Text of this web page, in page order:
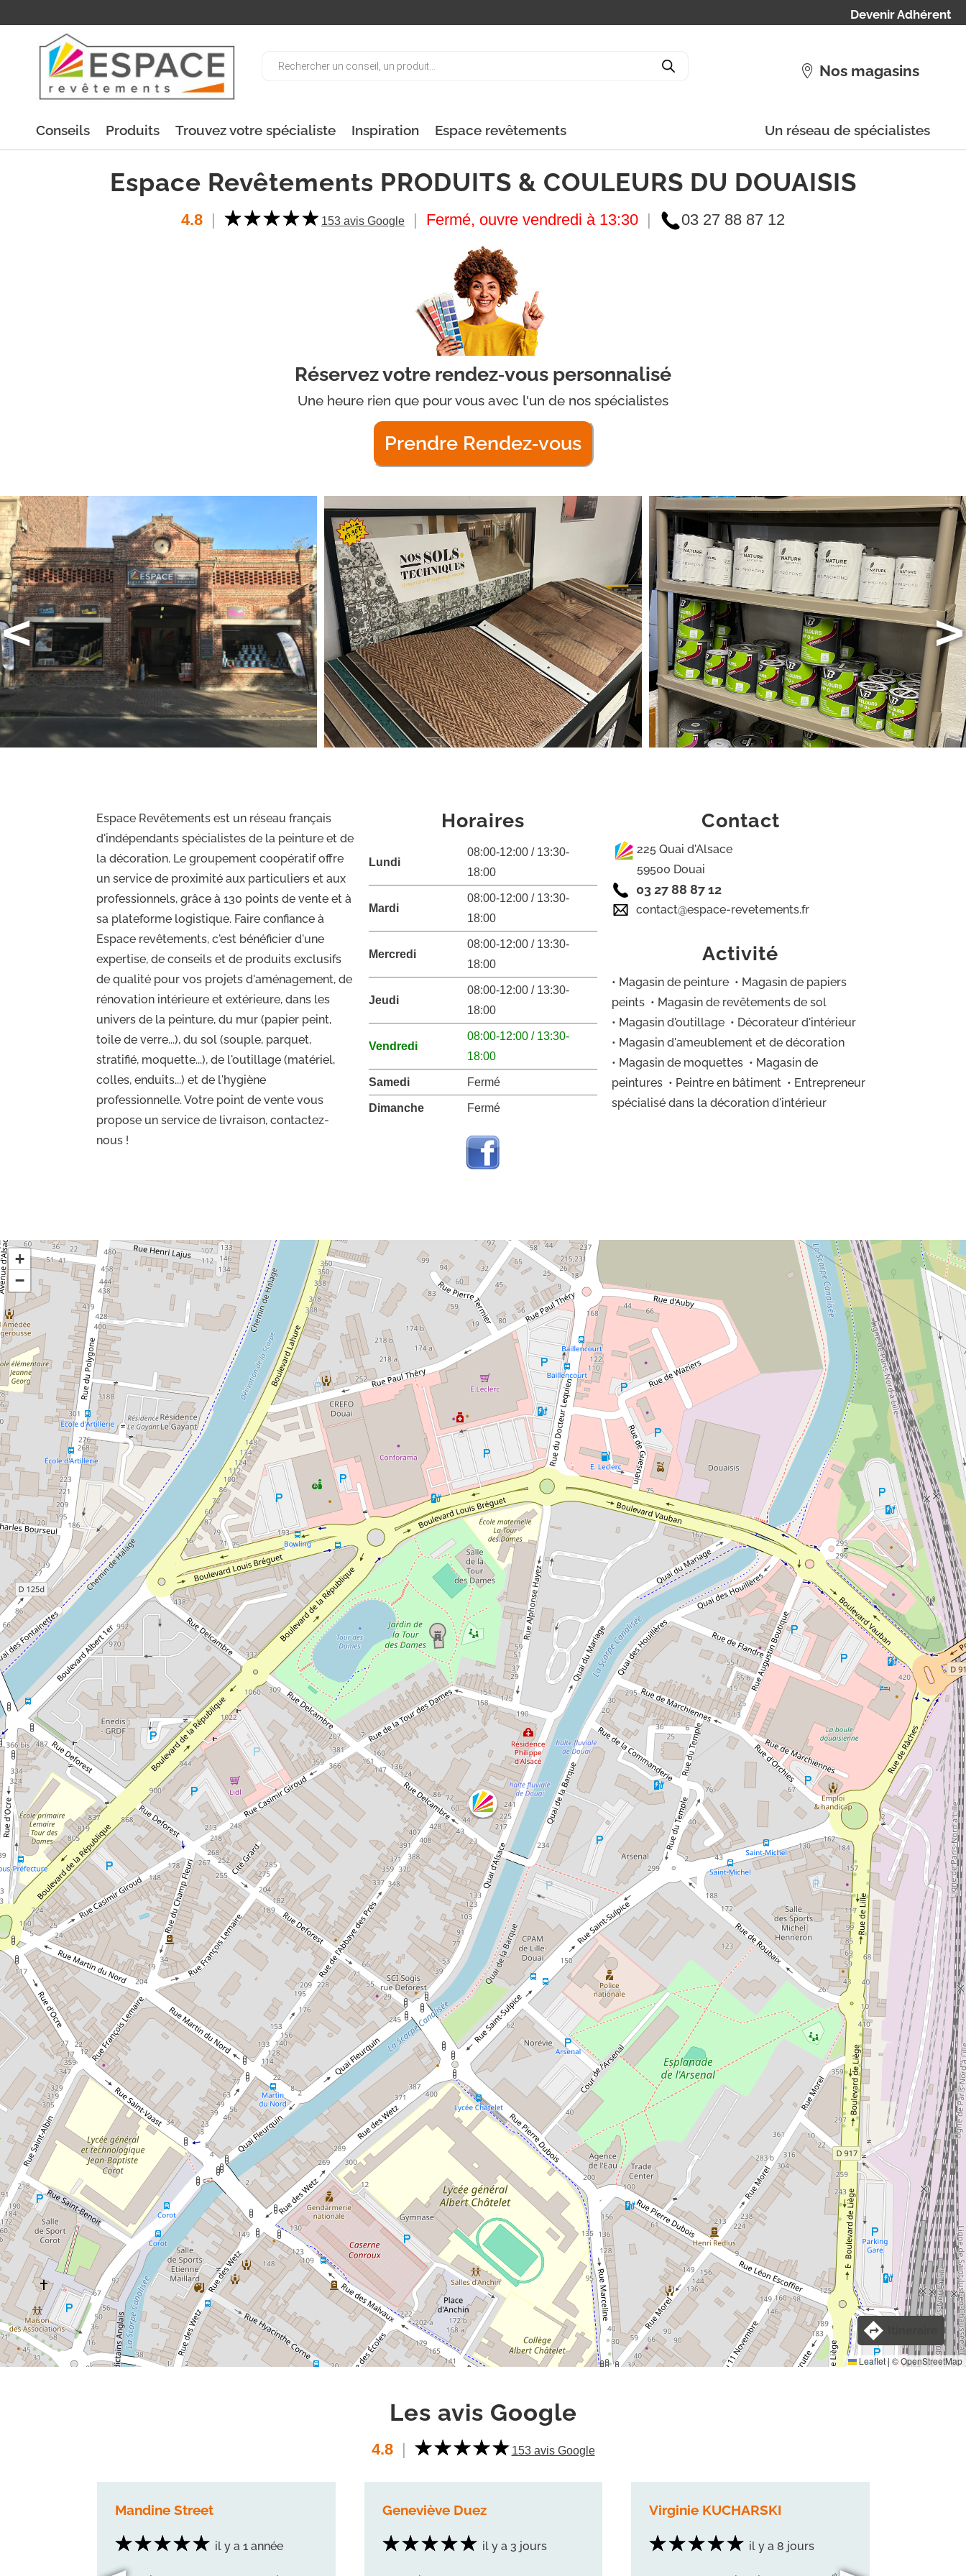
Devenir Adhérent
Nos magasins
Conseils Produits Trouvez votre spécialiste Inspiration Espace revêtements Un réseau de spécialistes
Espace Revêtements PRODUITS & COULEURS DU DOUAISIS
4.8 | 153 avis Google | Fermé, ouvre vendredi à 13:30 | 03 27 88 87 12
Réservez votre rendez‑vous personnalisé
Une heure rien que pour vous avec l'un de nos spécialistes
Prendre Rendez‑vous
< >
Espace Revêtements est un réseau français
d'indépendants spécialistes de la peinture et de
la décoration. Le groupement coopératif offre
un service de proximité aux particuliers et aux
professionnels, grâce à 130 points de vente et à
sa plateforme logistique. Faire confiance à
Espace revêtements, c'est bénéficier d'une
expertise, de conseils et de produits exclusifs
de qualité pour vos projets d'aménagement, de
rénovation intérieure et extérieure, dans les
univers de la peinture, du mur (papier peint,
toile de verre...), du sol (souple, parquet,
stratifié, moquette...), de l'outillage (matériel,
colles, enduits...) et de l'hygiène
professionnelle. Votre point de vente vous
propose un service de livraison, contactez-
nous !
Horaires
Lundi
08:00-12:00 / 13:30-
18:00
Mardi
08:00-12:00 / 13:30-
18:00
Mercredi
08:00-12:00 / 13:30-
18:00
Jeudi
08:00-12:00 / 13:30-
18:00
Vendredi
08:00-12:00 / 13:30-
18:00
Samedi Fermé
Dimanche Fermé
Contact
225 Quai d'Alsace
59500 Douai
03 27 88 87 12
contact@espace-revetements.fr
Activité
• Magasin de peinture • Magasin de papiers
peints • Magasin de revêtements de sol
• Magasin d'outillage • Décorateur d'intérieur
• Magasin d'ameublement et de décoration
• Magasin de moquettes • Magasin de
peintures • Peintre en bâtiment • Entrepreneur
spécialisé dans la décoration d'intérieur
+
−
Leaflet|©OpenStreetMap
Les avis Google
4.8 | 153 avis Google
Mandine Street
il y a 1 année
Geneviève Duez
il y a 3 jours
Virginie KUCHARSKI
il y a 8 jours